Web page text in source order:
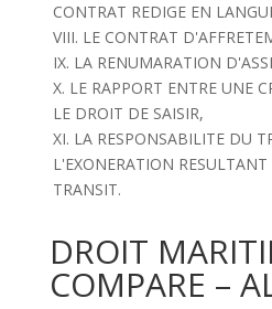
CONTRAT REDIGE EN
VIII. LE CONTRAT
IX. LA RENUMARATION
X. LE RAPPORT ENTRE UNE
LE DROIT DE SAISIR,
XI. LA RESPONSABILITE DU
L'EXONERATION
TRANSIT.
DROIT
COMPARE –